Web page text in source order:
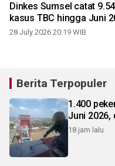
Dinkes Sumsel catat
kasus TBC hingga Juni
28 July 2026 20:19 WIB
Berita Terpopuler
1.400
Juni 2026,
18 jam lalu